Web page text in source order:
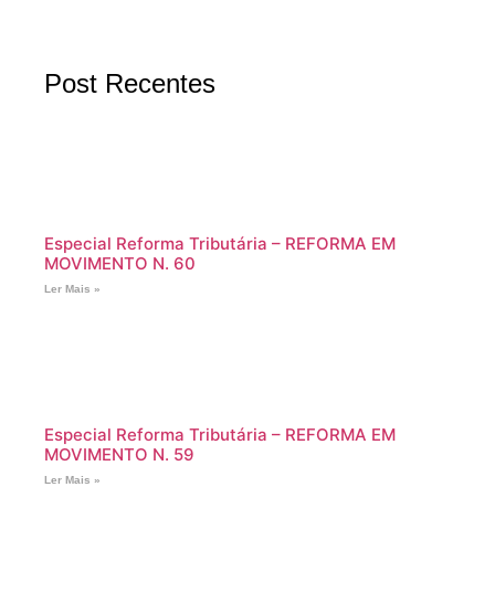
Post Recentes
Especial Reforma Tributária – REFORMA EM
MOVIMENTO N. 60
Ler Mais »
Especial Reforma Tributária – REFORMA EM
MOVIMENTO N. 59
Ler Mais »